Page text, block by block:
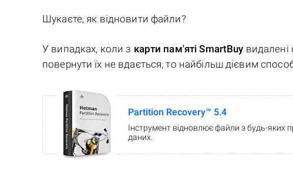
Шукаєте, як відновити файли?
У випадках, коли з карти пам'яті SmartBuy
повернути їх не вдається, то найбільш дієвим
Partition Recovery™ 5.4
Інструмент відновлює файли з будь-яких
даних.